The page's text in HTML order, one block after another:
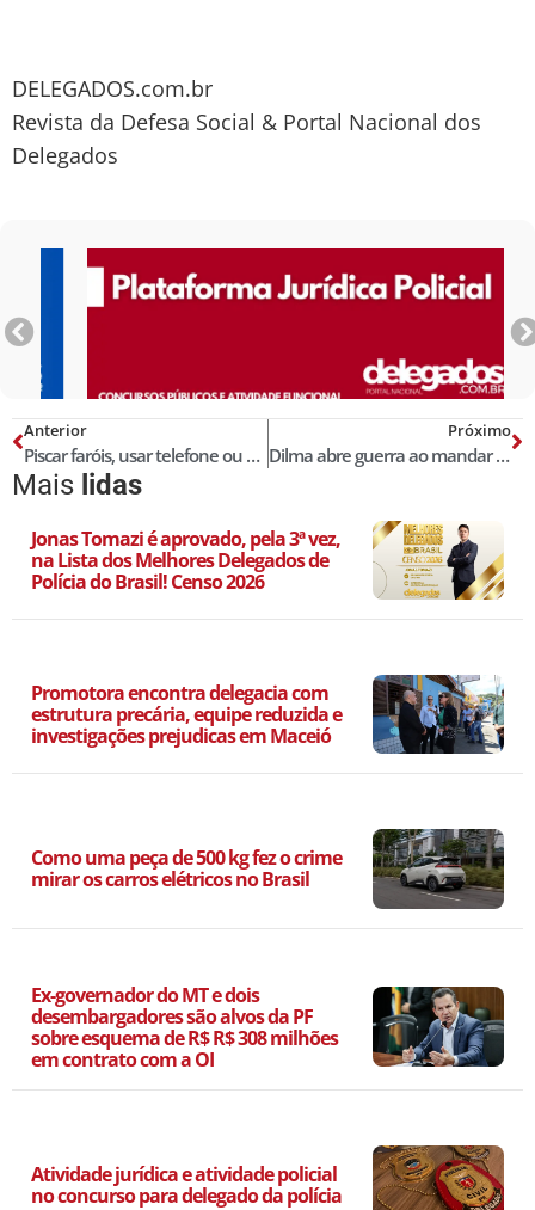
DELEGADOS.com.br
Revista da Defesa Social & Portal Nacional dos
Delegados
Anterior
Piscar faróis, usar telefone ou a web para informar sobre blitz é crime?
Próximo
Dilma abre guerra ao mandar divulgar salários
Mais lidas
Jonas Tomazi é aprovado, pela 3ª vez,
na Lista dos Melhores Delegados de
Polícia do Brasil! Censo 2026
Promotora encontra delegacia com
estrutura precária, equipe reduzida e
investigações prejudicas em Maceió
Como uma peça de 500 kg fez o crime
mirar os carros elétricos no Brasil
Ex-governador do MT e dois
desembargadores são alvos da PF
sobre esquema de R$ R$ 308 milhões
em contrato com a OI
Atividade jurídica e atividade policial
no concurso para delegado da polícia